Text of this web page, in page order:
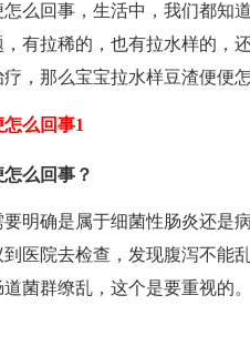
么回事，生活中，我们都知
有拉稀的，也有拉水样的，
，那么宝宝拉水样豆渣便便
么回事1
么回事？
明确是属于细菌性肠炎还是
医院去检查，发现腹泻不能
菌群缭乱，这个是要重视的